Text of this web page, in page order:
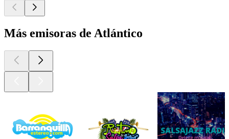
Más emisoras de Atlántico